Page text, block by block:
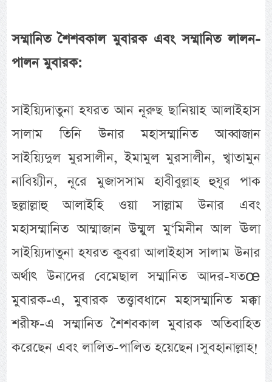
সম্মানিত শৈশবকাল মুবারক এবং সম্মানিত লালন-
পালন মুবারক:
সাইয়্যিদাতুনা হযরত আন নূরুছ ছানিয়াহ আলাইহাস
সালাম তিনি উনার মহাসম্মানিত আব্বাজান
সাইয়্যিদুল মুরসালীন, ইমামুল মুরসালীন, খ্বাতামুন
নাবিয়্যীন, নূরে মুজাসসাম হাবীবুল্লাহ হুযূর পাক
ছল্লাল্লাহু আলাইহি ওয়া সাল্লাম উনার এবং
মহাসম্মানিত আম্মাজান উম্মুল মু‘মিনীন আল ঊলা
সাইয়্যিদাতুনা হযরত কুবরা আলাইহাস সালাম উনার
অর্থাৎ উনাদের বেমেছাল সম্মানিত আদর-যতœ
মুবারক-এ, মুবারক তত্ত্বাবধানে মহাসম্মানিত মক্কা
শরীফ-এ সম্মানিত শৈশবকাল মুবারক অতিবাহিত
করেছেন এবং লালিত-পালিত হয়েছেন। সুবহানাল্লাহ!